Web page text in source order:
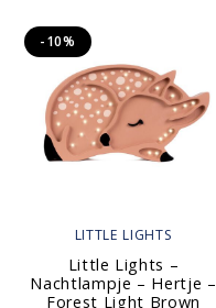
LITTLE LIGHTS
Little Lights –
Nachtlampje – Hertje –
Forest Light Brown
-10%